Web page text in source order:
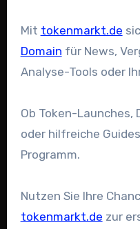
Mit tokenmarkt.de
Domain für News,
Analyse-Tools oder
Ob Token-Launches,
oder hilfreiche
Programm.
Nutzen Sie Ihre
tokenmarkt.de zur